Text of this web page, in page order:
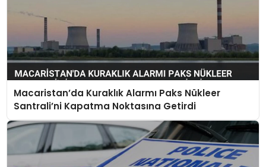
Macaristan’da Kuraklık Alarmı Paks Nükleer
Santrali’ni Kapatma Noktasına Getirdi